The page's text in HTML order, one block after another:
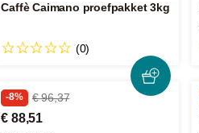
Caffè Caimano proefpakket 3kg
(0)
-8% € 96,37
€ 88,51